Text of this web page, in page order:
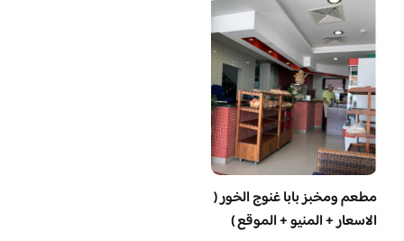
مطعم ومخبز بابا غنوج الخور (
الاسعار + المنيو + الموقع )